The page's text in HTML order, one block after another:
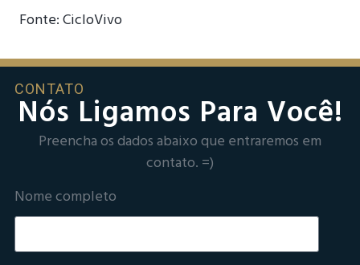
Fonte: CicloVivo
CONTATO
Nós Ligamos Para Você!
Preencha os dados abaixo que entraremos em
contato. =)
Nome completo